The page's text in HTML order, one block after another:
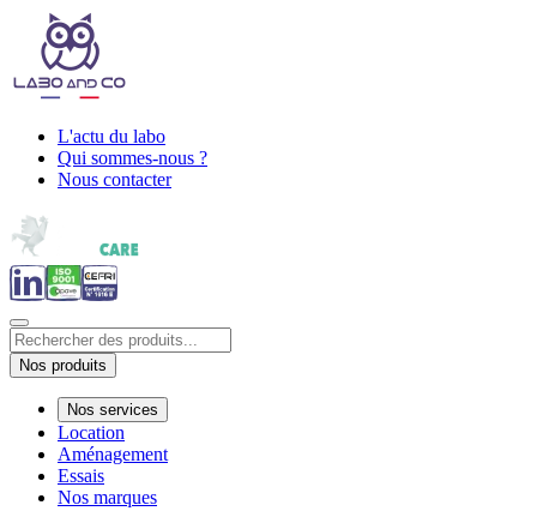
L'actu du labo
Qui sommes-nous ?
Nous contacter
Nos produits
Nos services
Location
Aménagement
Essais
Nos marques